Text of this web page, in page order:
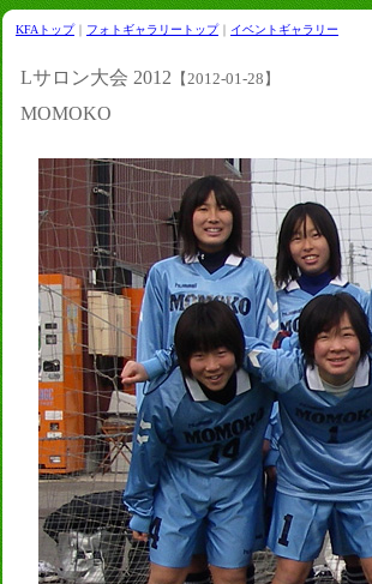
KFAトップ｜ フォトギャラリートップ｜ イベントギャラリー
Lサロン大会 2012 【2012-01-28】
MOMOKO